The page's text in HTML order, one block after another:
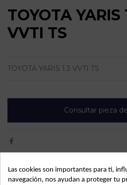
TOYOTA YARIS
VVTI TS
TOYOTA YARIS 1.3 VVTI TS
Consultar pieza
Detalles de producto
Las cookies son importantes para ti,
navegación, nos ayudan a proteger tu